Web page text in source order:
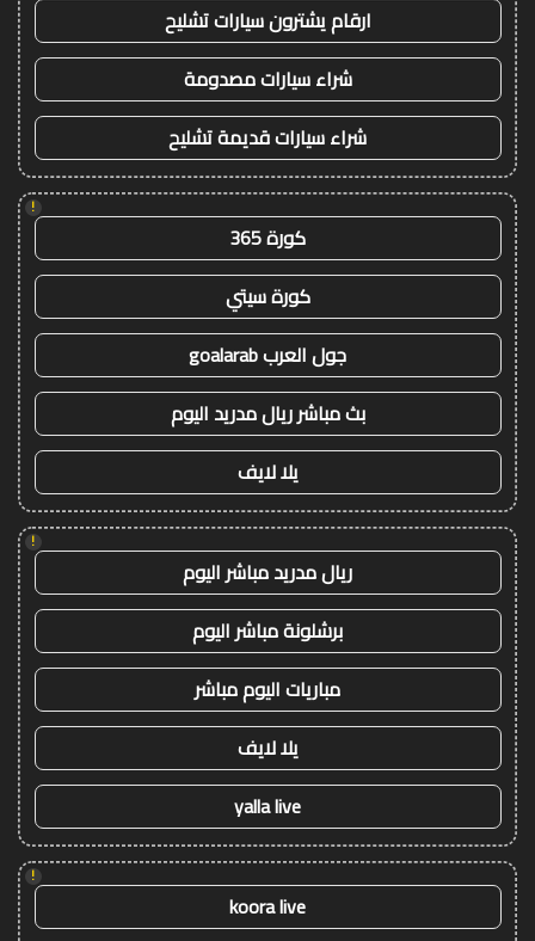
ارقام يشترون سيارات تشليح
شراء سيارات مصدومة
شراء سيارات قديمة تشليح
!
كورة 365
كورة سيتي
جول العرب goalarab
بث مباشر ريال مدريد اليوم
يلا لايف
!
ريال مدريد مباشر اليوم
برشلونة مباشر اليوم
مباريات اليوم مباشر
يلا لايف
yalla live
!
koora live